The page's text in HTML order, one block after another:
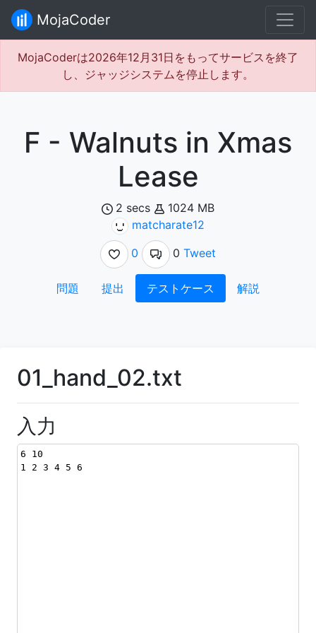
MojaCoder
MojaCoderは2026年12月31日をもってサービスを終了
し、ジャッジシステムを停止します。
F - Walnuts in Xmas
Lease
2 secs
1024 MB
matcharate12
0
0 Tweet
問題 提出 テストケース 解説
01_hand_02.txt
入力
6 10
1 2 3 4 5 6